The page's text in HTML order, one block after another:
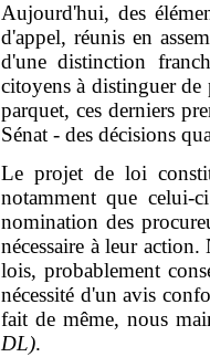
Aujourd'hui, des
d'appel, réunis en
d'une distinction
citoyens à distinguer de
parquet, ces derniers
Sénat - des décisions
Le projet de loi
notamment que celui-
nomination des
nécessaire à leur
lois, probablement
nécessité d'un avis
fait de même, nous
DL).